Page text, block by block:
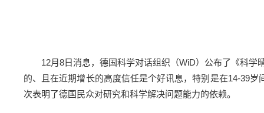
12月8日消息，德国科学对话组织（WiD）公布了《科
的、且在近期增长的高度信任是个好讯息，特别是在14-39
次表明了德国民众对研究和科学解决问题能力的依赖。